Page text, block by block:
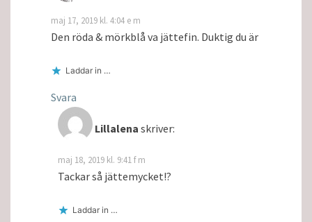
maj 17, 2019 kl. 4:04 e m
Den röda & mörkblå va jättefin. Duktig du är
Laddar in …
Svara
Lillalena skriver:
maj 18, 2019 kl. 9:41 f m
Tackar så jättemycket!?
Laddar in …